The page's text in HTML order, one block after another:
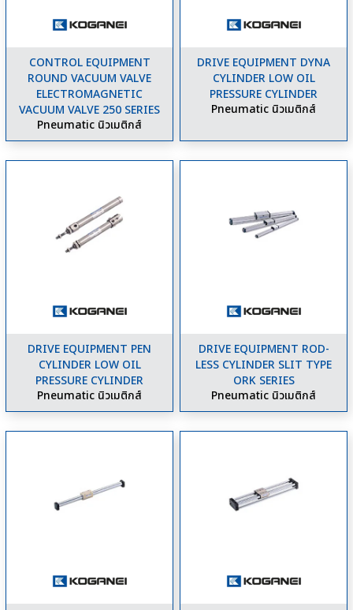
CONTROL EQUIPMENT
ROUND VACUUM VALVE
ELECTROMAGNETIC
VACUUM VALVE 250 SERIES
Pneumatic นิวเมติกส์
DRIVE EQUIPMENT DYNA
CYLINDER LOW OIL
PRESSURE CYLINDER
Pneumatic นิวเมติกส์
DRIVE EQUIPMENT PEN
CYLINDER LOW OIL
PRESSURE CYLINDER
Pneumatic นิวเมติกส์
DRIVE EQUIPMENT ROD-
LESS CYLINDER SLIT TYPE
ORK SERIES
Pneumatic นิวเมติกส์